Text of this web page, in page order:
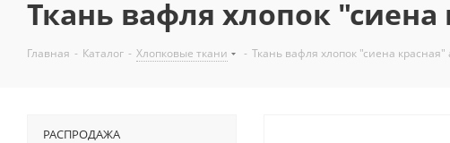
Ткань вафля хлопок
Главная - Каталог - Хлопковые ткани - Ткань вафля хлопок "сиена
РАСПРОДАЖА